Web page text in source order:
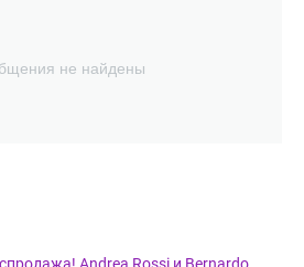
не найдены
Andrea Rossi и Bernardo